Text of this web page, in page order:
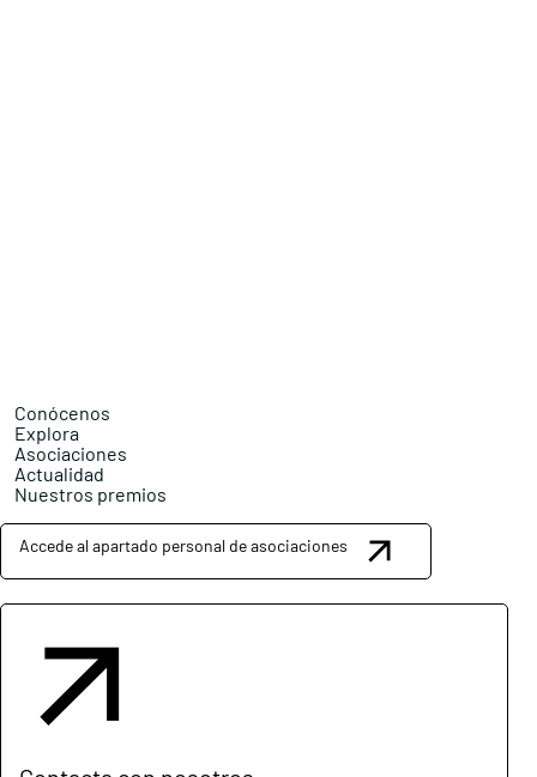
Conócenos
Explora
Asociaciones
Actualidad
Nuestros premios
Accede al apartado personal de asociaciones